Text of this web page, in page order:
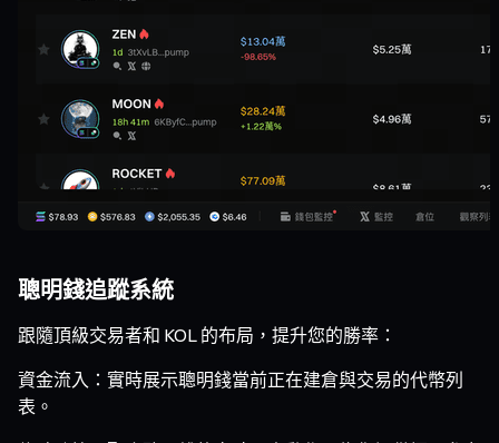
聰明錢追蹤系統
跟隨頂級交易者和 KOL 的布局，提升您的勝率：
資金流入：實時展示聰明錢當前正在建倉與交易的代幣列
表。